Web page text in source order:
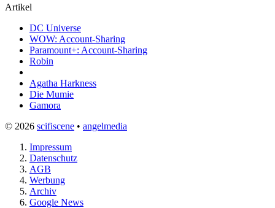
Artikel
DC Universe
WOW: Account-Sharing
Paramount+: Account-Sharing
Robin
Agatha Harkness
Die Mumie
Gamora
© 2026 scifiscene • angelmedia
Impressum
Datenschutz
AGB
Werbung
Archiv
Google News